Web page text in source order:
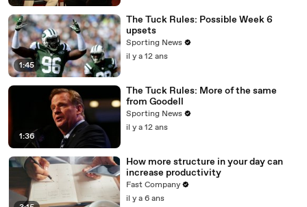
1:45
The Tuck Rules: Possible Week 6
upsets
Sporting News
il y a 12 ans
1:36
The Tuck Rules: More of the same
from Goodell
Sporting News
il y a 12 ans
How more structure in your day can
increase productivity
Fast Company
il y a 6 ans